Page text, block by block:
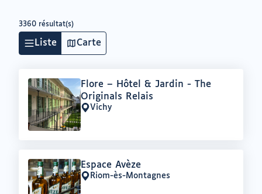
3360 résultat(s)
Liste Carte
Offre
:
Flore – Hôtel & Jardin - The
Originals Relais
Lieu
:
Vichy
Offre
:
Espace Avèze
Lieu
:
Riom-ès-Montagnes